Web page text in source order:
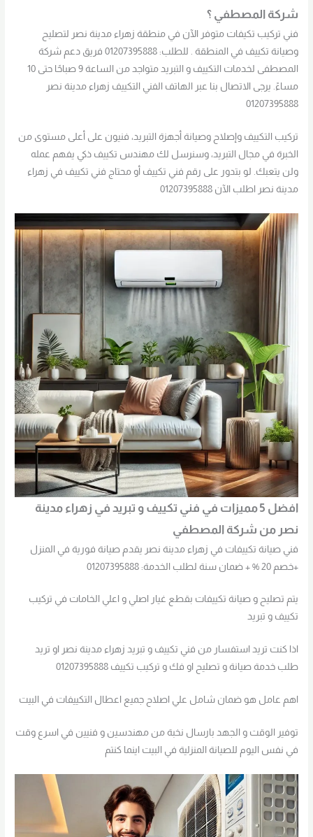
شركة المصطفي ؟
فني تركيب تكيفات متوفر الآن في منطقة زهراء مدينة نصر لتصليح
وصيانة تكييف في المنطقة . للطلب: 01207395888 فريق دعم شركة
المصطفى لخدمات التكييف و التبريد متواجد من الساعة 9 صباحًا حتى 10
مساءً. يرجى الاتصال بنا عبر الهاتف الفني التكييف زهراء مدينة نصر
01207395888
تركيب التكييف وإصلاح وصيانة أجهزة التبريد، فنيون على أعلى مستوى من
الخبرة في مجال التبريد، وسنرسل لك مهندس تكييف ذكي يفهم عمله
ولن يتعبك. لو بتدور على رقم فني تكييف أو محتاج فني تكييف في زهراء
مدينة نصر اطلب الآن 01207395888
افضل 5 مميزات في فني تكييف و تبريد في زهراء مدينة
نصر من شركة المصطفي
فني صيانة تكييفات في زهراء مدينة نصر يقدم صيانة فورية في المنزل
+خصم 20 % + ضمان سنة لطلب الخدمة: 01207395888
يتم تصليح و صيانة تكييفات بقطع غيار اصلي و اعلي الخامات في تركيب
تكييف و تبريد
اذا كنت تريد استفسار من فني تكييف و تبريد زهراء مدينة نصر او تريد
طلب خدمة صيانة و تصليح او فك و تركيب تكييف 01207395888
اهم عامل هو ضمان شامل علي اصلاح جميع اعطال التكييفات في البيت
توفير الوقت و الجهد بارسال نخبة من مهندسين و فنيين في اسرع وقت
في نفس اليوم للصيانة المنزلية في البيت اينما كنتم